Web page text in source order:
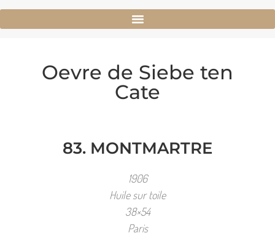
Oevre de Siebe ten
Cate
83. MONTMARTRE
1906
Huile sur toile
38×54
Paris